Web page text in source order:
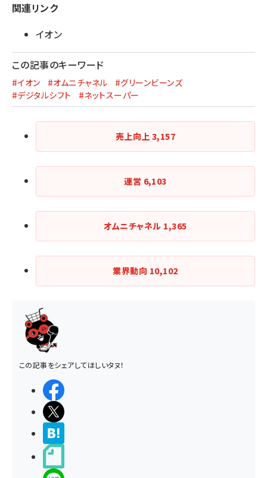
関連リンク
イオン
この記事のキーワード
#イオン #オムニチャネル
#グリーンビーンズ
#デジタルシフト
#ネットスーパー
売上向上 3,157
運営 6,103
オムニチャネル 1,365
業界動向 10,102
この記事をシェアしてほしいタヌ！